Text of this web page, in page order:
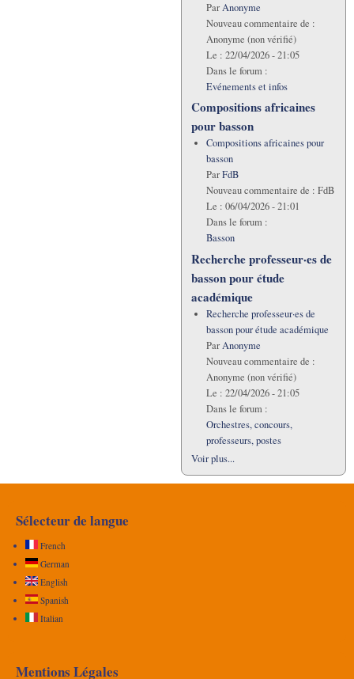
ParAnonyme
Nouveau commentaire de :
Anonyme (non vérifié)
Le : 22/04/2026 - 21:05
Dans le forum :
Evénements et infos
Compositions africaines
pour basson
Compositions africaines pour
basson
ParFdB
Nouveau commentaire de : FdB
Le : 06/04/2026 - 21:01
Dans le forum :
Basson
Recherche professeur·es de
basson pour étude
académique
Recherche professeur·es de
basson pour étude académique
ParAnonyme
Nouveau commentaire de :
Anonyme (non vérifié)
Le : 22/04/2026 - 21:05
Dans le forum :
Orchestres, concours,
professeurs, postes
Voir plus...
Sélecteur de langue
French
German
English
Spanish
Italian
Mentions Légales